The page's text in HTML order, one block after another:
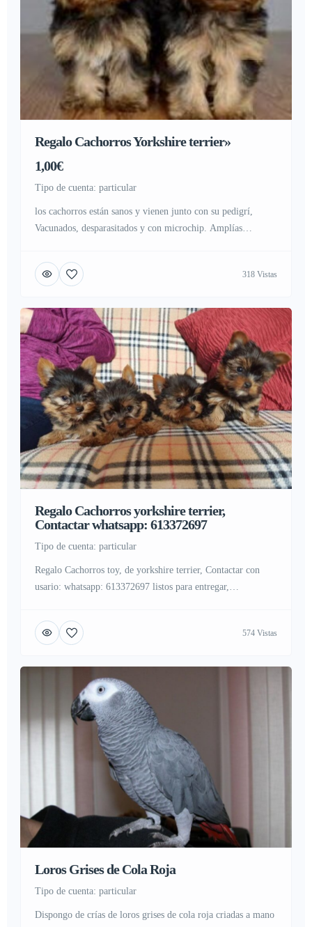
Regalo Cachorros Yorkshire terrier»
1,00€
tipo de cuenta: particular
los cachorros están sanos y vienen junto con su pedigrí,
Vacunados, desparasitados y con microchip. Amplías
de mi correo para fotos y mas informacion..Contacta con su
whatapps 623727736 para mas.
318 Vistas
Regalo Cachorros yorkshire terrier,
Contactar whatsapp: 613372697
tipo de cuenta: particular
Regalo Cachorros toy, de yorkshire terrier, Contactar con
usario: whatsapp: 613372697 listos para entregar,
entregan a partir de dos meses desparasitados vacunados y
pedigree (loe) padre 1,200 kg, madre 1.600 kg, contacto para
574 Vistas
Loros Grises de Cola Roja
tipo de cuenta: particular
Dispongo de crías de loros grises de cola roja criadas a mano